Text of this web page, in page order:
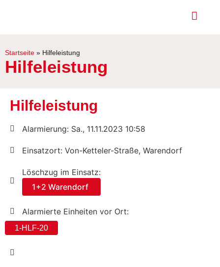
Startseite » Hilfeleistung
Hilfeleistung
Hilfeleistung
Alarmierung: Sa., 11.11.2023 10:58
Einsatzort: Von-Ketteler-Straße, Warendorf
Löschzug im Einsatz:
1+2 Warendorf
Alarmierte Einheiten vor Ort:
1-HLF-20